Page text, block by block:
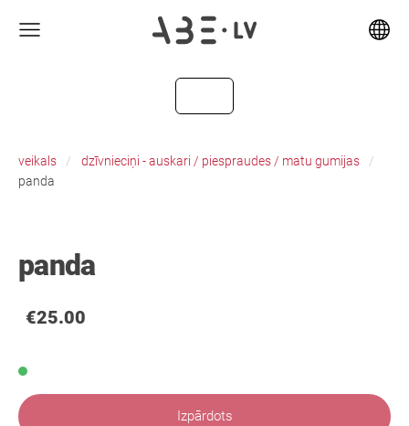
veikals
dzīvnieciņi - auskari / piespraudes / matu gumijas
panda
panda
€25.00
Izpārdots